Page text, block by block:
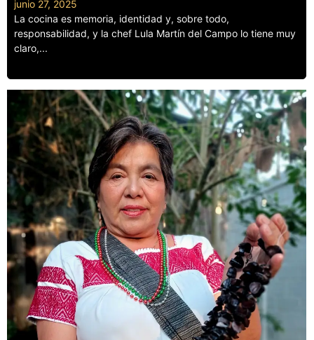
junio 27, 2025
La cocina es memoria, identidad y, sobre todo,
responsabilidad, y la chef Lula Martín del Campo lo tiene muy
claro,...